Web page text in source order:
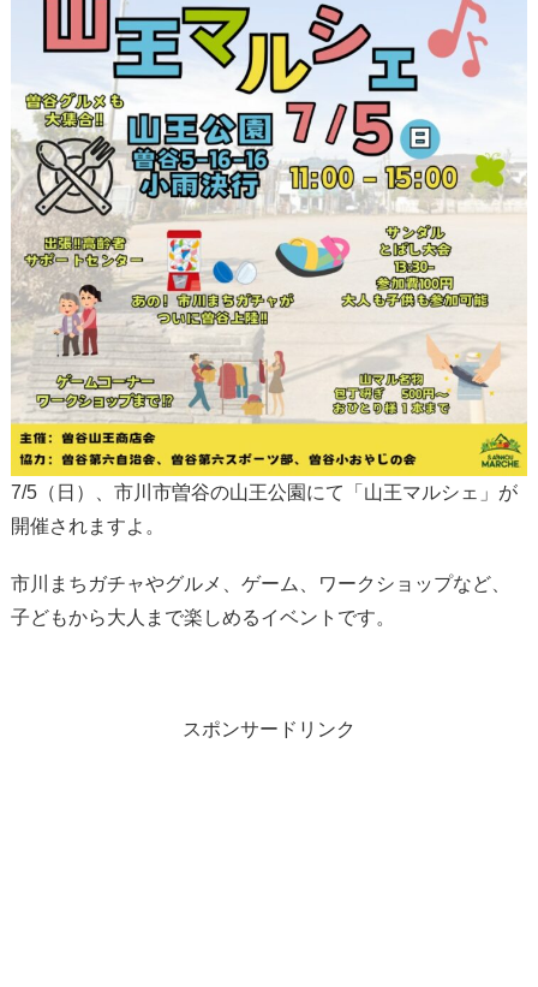
7/5（日）、市川市曽谷の山王公園にて「山王マルシェ」が
開催されますよ。
市川まちガチャやグルメ、ゲーム、ワークショップなど、
子どもから大人まで楽しめるイベントです。
スポンサードリンク